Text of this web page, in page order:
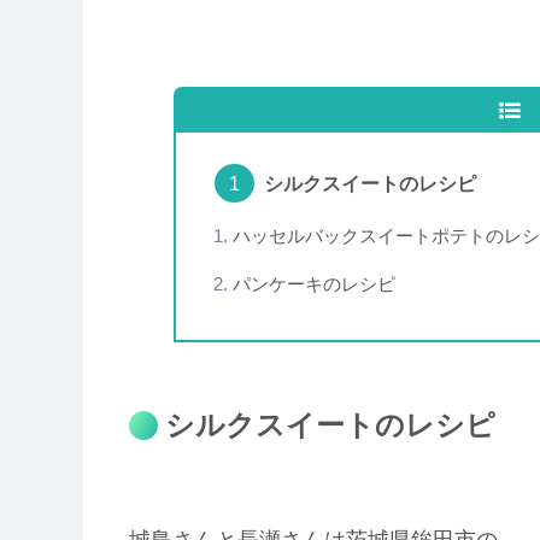
シルクスイートのレシピ
ハッセルバックスイートポテトのレ
パンケーキのレシピ
シルクスイートのレシピ